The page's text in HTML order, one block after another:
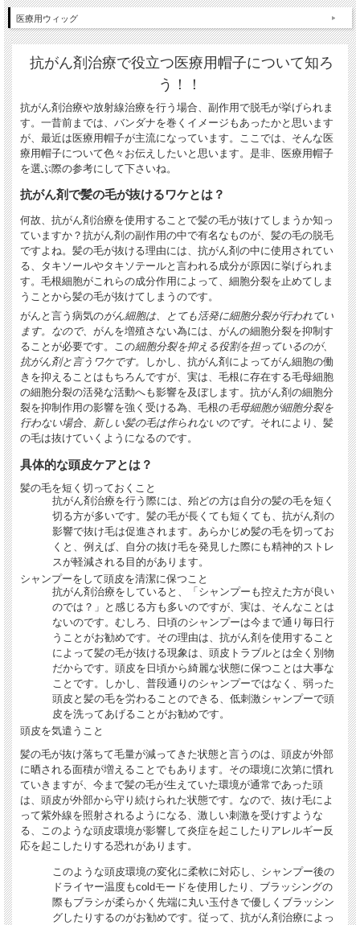
医療用ウィッグ
抗がん剤治療で役立つ医療用帽子について知ろ
う！！
抗がん剤治療や放射線治療を行う場合、副作用で脱毛が挙げられま
す。一昔前までは、バンダナを巻くイメージもあったかと思います
が、最近は医療用帽子が主流になっています。ここでは、そんな医
療用帽子について色々お伝えしたいと思います。是非、医療用帽子
を選ぶ際の参考にして下さいね。
抗がん剤で髪の毛が抜けるワケとは？
何故、抗がん剤治療を使用することで髪の毛が抜けてしまうか知っ
ていますか？抗がん剤の副作用の中で有名なものが、髪の毛の脱毛
ですよね。髪の毛が抜ける理由には、抗がん剤の中に使用されてい
る、タキソールやタキソテールと言われる成分が原因に挙げられま
す。毛根細胞がこれらの成分作用によって、細胞分裂を止めてしま
うことから髪の毛が抜けてしまうのです。
がんと言う病気のがん細胞は、とても活発に細胞分裂が行われてい
ます。なので、 がんを増殖さない為には、がんの細胞分裂を抑制す
ることが必要です。この細胞分裂を抑える役割を担っているのが、
抗がん剤と言うワケです。
しかし、抗がん剤によってがん細胞の働
きを抑えることはもちろんですが、実は、毛根に存在する毛母細胞
の細胞分裂の活発な活動へも影響を及ぼします。抗がん剤の細胞分
裂を抑制作用の影響を強く受ける為、毛根の毛母細胞が細胞分裂を
行わない場合、新しい髪の毛は作られないのです。 それにより、髪
の毛は抜けていくようになるのです。
具体的な頭皮ケアとは？
髪の毛を短く切っておくこと
抗がん剤治療を行う際には、殆どの方は自分の髪の毛を短く
切る方が多いです。髪の毛が長くても短くても、抗がん剤の
影響で抜け毛は促進されます。あらかじめ髪の毛を切ってお
くと、例えば、自分の抜け毛を発見した際にも精神的ストレ
スが軽減される目的があります。
シャンプーをして頭皮を清潔に保つこと
抗がん剤治療をしていると、「シャンプーも控えた方が良い
のでは？」と感じる方も多いのですが、実は、そんなことは
ないのです。むしろ、日頃のシャンプーは今まで通り毎日行
うことがお勧めです。その理由は、抗がん剤を使用すること
によって髪の毛が抜ける現象は、頭皮トラブルとは全く別物
だからです。頭皮を日頃から綺麗な状態に保つことは大事な
ことです。しかし、普段通りのシャンプーではなく、弱った
頭皮と髪の毛を労わることのできる、低刺激シャンプーで頭
皮を洗ってあげることがお勧めです。
頭皮を気遣うこと
髪の毛が抜け落ちて毛量が減ってきた状態と言うのは、頭皮が外部
に晒される面積が増えることでもあります。その環境に次第に慣れ
ていきますが、今まで髪の毛が生えていた環境が通常であった頭
は、頭皮が外部から守り続けられた状態です。なので、抜け毛によ
って紫外線を照射されるようになる、激しい刺激を受けすような
る、このような頭皮環境が影響して炎症を起こしたりアレルギー反
応を起こしたりする恐れがあります。
このような頭皮環境の変化に柔軟に対応し、シャンプー後の
ドライヤー温度もcoldモードを使用したり、ブラッシングの
際もブラシが柔らかく先端に丸い玉付きで優しくブラッシン
グしたりするのがお勧めです。従って、抗がん剤治療によっ